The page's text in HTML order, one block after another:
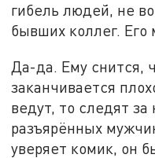
гибель людей, не
бывших коллег.
Да-да. Ему снится,
заканчивается
ведут, то следят
разъярённых
уверяет комик, он